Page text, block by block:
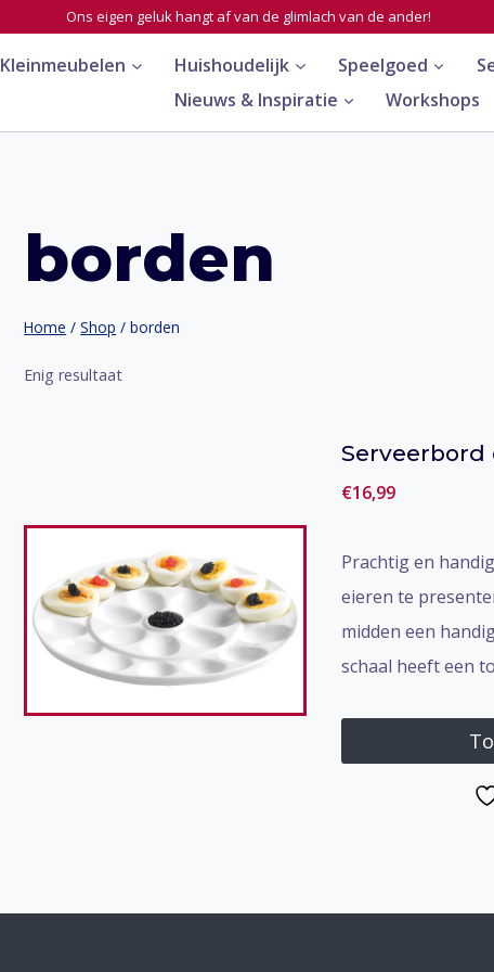
Ons eigen geluk hangt af van de glimlach van de ander!
Kleinmeubelen Huishoudelijk Speelgoed
Nieuws & Inspiratie
Workshops
borden
Home / Shop / borden
Enig resultaat
Serveerbord
€16,99
Prachtig en
eieren te
midden een
schaal heeft een